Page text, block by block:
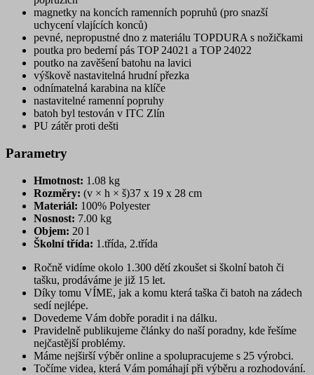
magnetky na koncích ramenních popruhů (pro snazší
uchycení vlajících konců)
pevné, nepropustné dno z materiálu TOPDURA s nožičkami
poutka pro bederní pás TOP 24021 a TOP 24022
poutko na zavěšení batohu na lavici
výškově nastavitelná hrudní přezka
odnímatelná karabina na klíče
nastavitelné ramenní popruhy
batoh byl testován v ITC Zlín
PU zátěr proti dešti
Parametry
Hmotnost: 1.08 kg
Rozměry: (v × h × š)37 x 19 x 28 cm
Materiál: 100% Polyester
Nosnost: 7.00 kg
Objem: 20 l
Školní třída: 1.třída, 2.třída
Ročně vidíme okolo 1.300 dětí zkoušet si školní batoh či
tašku, prodáváme je již 15 let.
Díky tomu VÍME, jak a komu která taška či batoh na zádech
sedí nejlépe.
Dovedeme Vám dobře poradit i na dálku.
Pravidelně publikujeme články do naší poradny, kde řešíme
nejčastější problémy.
Máme nejširší výběr online a spolupracujeme s 25 výrobci.
Točíme videa, která Vám pomáhají při výběru a rozhodování.